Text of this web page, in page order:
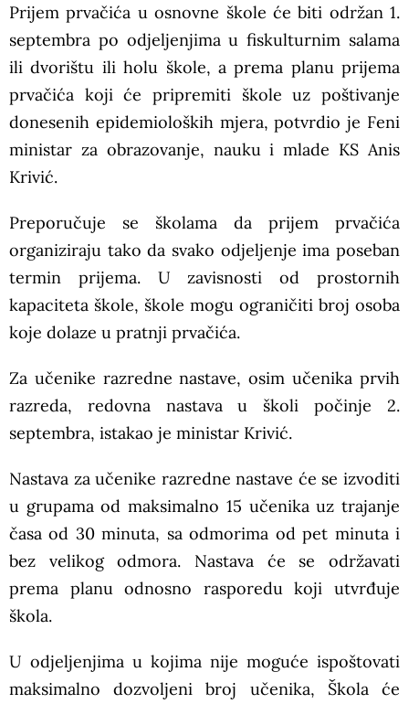
Prijem prvačića u osnovne škole će biti održan 1.
septembra po odjeljenjima u fiskulturnim salama
ili dvorištu ili holu škole, a prema planu prijema
prvačića koji će pripremiti škole uz poštivanje
donesenih epidemioloških mjera, potvrdio je Feni
ministar za obrazovanje, nauku i mlade KS Anis
Krivić.
Preporučuje se školama da prijem prvačića
organiziraju tako da svako odjeljenje ima poseban
termin prijema. U zavisnosti od prostornih
kapaciteta škole, škole mogu ograničiti broj osoba
koje dolaze u pratnji prvačića.
Za učenike razredne nastave, osim učenika prvih
razreda, redovna nastava u školi počinje 2.
septembra, istakao je ministar Krivić.
Nastava za učenike razredne nastave će se izvoditi
u grupama od maksimalno 15 učenika uz trajanje
časa od 30 minuta, sa odmorima od pet minuta i
bez velikog odmora. Nastava će se održavati
prema planu odnosno rasporedu koji utvrđuje
škola.
U odjeljenjima u kojima nije moguće ispoštovati
maksimalno dozvoljeni broj učenika, Škola će